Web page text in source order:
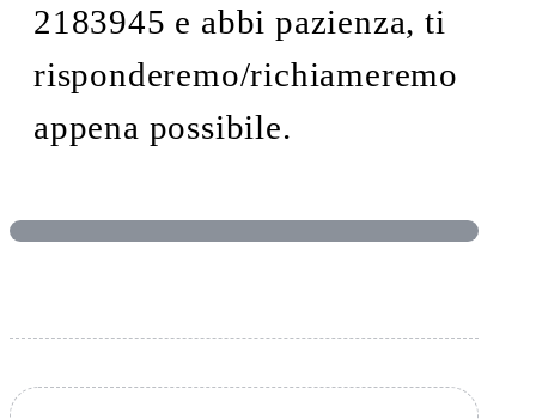
2183945 e abbi pazienza, ti
risponderemo/richiameremo
appena possibile.